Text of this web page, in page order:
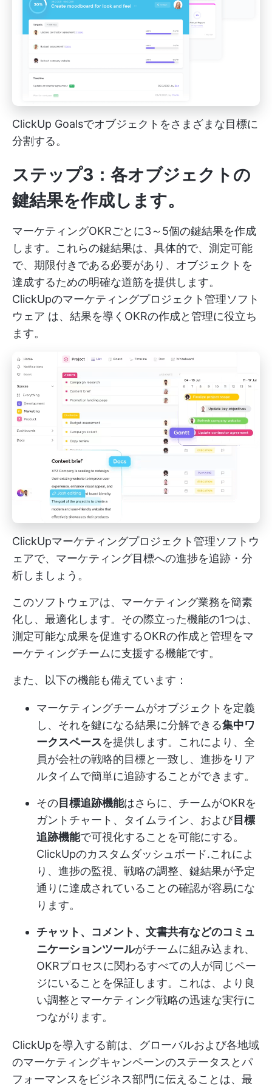
ClickUp Goalsでオブジェクトをさまざまな目標に
分割する。
ステップ3：各オブジェクトの
鍵結果を作成します。
マーケティングOKRごとに3～5個の鍵結果を作成
します。これらの鍵結果は、具体的で、測定可能
で、期限付きである必要があり、オブジェクトを
達成するための明確な道筋を提供します。
ClickUpのマーケティングプロジェクト管理ソフト
ウェア は、結果を導くOKRの作成と管理に役立ち
ます。
ClickUpマーケティングプロジェクト管理ソフトウ
ェアで、マーケティング目標への進捗を追跡・分
析しましょう。
このソフトウェアは、マーケティング業務を簡素
化し、最適化します。その際立った機能の1つは、
測定可能な成果を促進するOKRの作成と管理をマ
ーケティングチームに支援する機能です。
また、以下の機能も備えています：
マーケティングチームがオブジェクトを定義
し、それを鍵になる結果に分解できる集中ワ
ークスペースを提供します。これにより、全
員が会社の戦略的目標と一致し、進捗をリア
ルタイムで簡単に追跡することができます。
その目標追跡機能はさらに、チームがOKRを
ガントチャート、タイムライン、および目標
追跡機能で可視化することを可能にする。
ClickUpのカスタムダッシュボード.これによ
り、進捗の監視、戦略の調整、鍵結果が予定
通りに達成されていることの確認が容易にな
ります。
チャット、コメント、文書共有などのコミュ
ニケーションツールがチームに組み込まれ、
OKRプロセスに関わるすべての人が同じペー
ジにいることを保証します。これは、より良
い調整とマーケティング戦略の迅速な実行に
つながります。
ClickUpを導入する前は、グローバルおよび各地域
のマーケティングキャンペーンのステータスとパ
フォーマンスをビジネス部門に伝えることは、最